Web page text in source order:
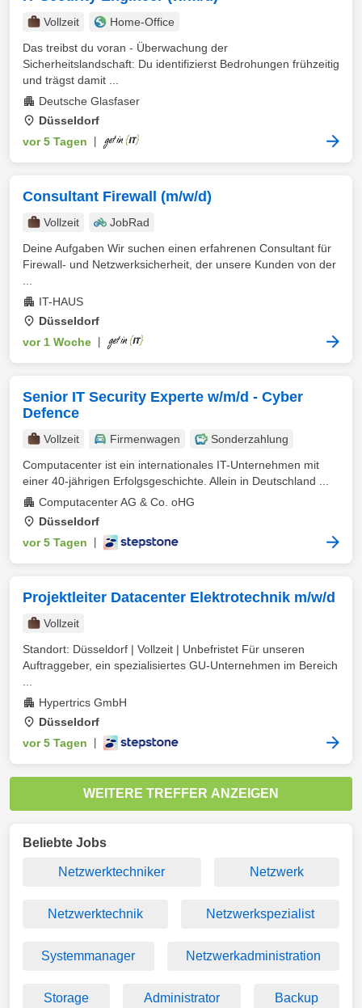
Vollzeit
Home-Office
Das treibst du voran - Überwachung der
Sicherheitslandschaft: Du identifizierst Bedrohungen frühzeitig
und trägst damit ...
Deutsche Glasfaser
Düsseldorf
vor 5 Tagen
Consultant Firewall (m/w/d)
Vollzeit
JobRad
Deine Aufgaben Wir suchen einen erfahrenen Consultant für
Firewall- und Netzwerksicherheit, der unsere Kunden von der
IT-HAUS
Düsseldorf
vor 1 Woche
Senior IT Security Experte w/m/d - Cyber
Defence
Vollzeit Firmenwagen
Sonderzahlung
Computacenter ist ein internationales IT-Unternehmen mit
einer 40-jährigen Erfolgsgeschichte. Allein in Deutschland ...
Computacenter AG & Co. oHG
Düsseldorf
vor 5 Tagen
Projektleiter Datacenter Elektrotechnik m/w/d
Vollzeit
Standort: Düsseldorf | Vollzeit | Unbefristet Für unseren
Auftraggeber, ein spezialisiertes GU-Unternehmen im Bereich
Hypertrics GmbH
Düsseldorf
vor 5 Tagen
WEITERE TREFFER ANZEIGEN
Beliebte Jobs
Netzwerktechniker Netzwerk
Netzwerktechnik Netzwerkspezialist
Systemmanager Netzwerkadministration
Storage Administrator Backup